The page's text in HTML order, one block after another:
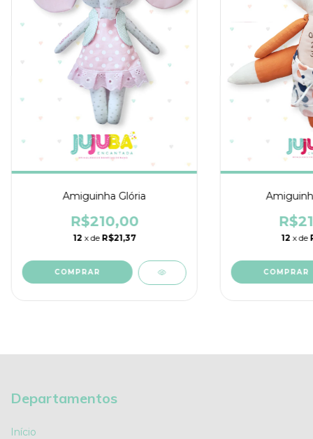
Amiguinha Glória
R$210,00
12 x de R$21,37 12 x de
Departamentos
Início